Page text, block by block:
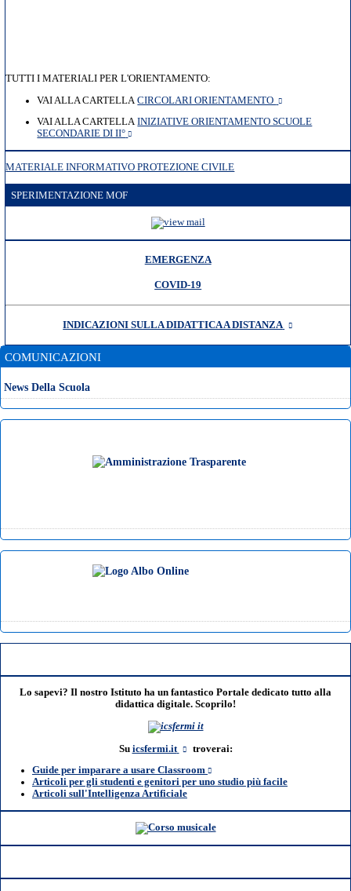
TUTTI I MATERIALI PER L'ORIENTAMENTO:
VAI ALLA CARTELLACIRCOLARI ORIENTAMENTO
VAI ALLA CARTELLAINIZIATIVE ORIENTAMENTO SCUOLE
SECONDARIE DI II°
MATERIALE INFORMATIVO PROTEZIONE CIVILE
SPERIMENTAZIONE MOF
EMERGENZA
COVID-19
INDICAZIONI SULLA DIDATTICA A DISTANZA
COMUNICAZIONI
News Della Scuola
Lo sapevi? Il nostro Istituto ha un fantastico Portale dedicato tutto alla
didattica digitale. Scoprilo!
Su icsfermi.it
troverai:
Guide per imparare a usare Classroom
Articoli per gli studenti e genitori per uno studio più facile
Articoli sull'Intelligenza Artificiale